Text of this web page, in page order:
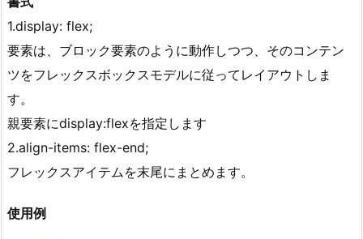
1.display: flex;
要素は、ブロック要素のように動作しつつ、そのコンテン
ツをフレックスボックスモデルに従ってレイアウトしま
す。
親要素にdisplay:flexを指定します
2.align-items: flex-end;
フレックスアイテムを末尾にまとめます。
使用例